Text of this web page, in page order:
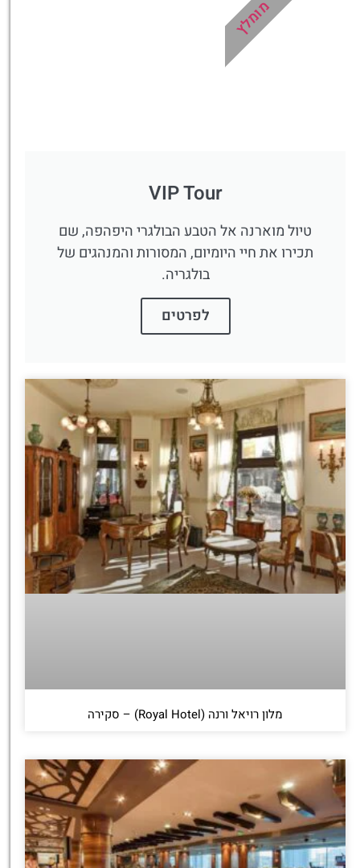
לחצו
פה!
VIP Tour
טיול מוארנה אל הטבע הבולגרי היפהפה, שם
תכירו את חיי היומיום, המסורות והמנהגים של
בולגריה.
לפרטים
מומלץ
מלון רויאל ורנה (Royal Hotel) – סקירה